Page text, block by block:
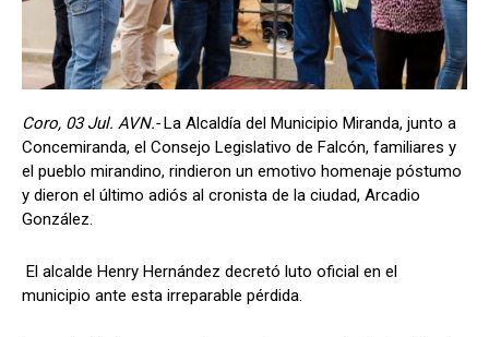
Coro, 03 Jul. AVN.-La Alcaldía del Municipio Miranda, junto a
Concemiranda, el Consejo Legislativo de Falcón, familiares y
el pueblo mirandino, rindieron un emotivo homenaje póstumo
y dieron el último adiós al cronista de la ciudad, Arcadio
González.
El alcalde Henry Hernández decretó luto oficial en el
municipio ante esta irreparable pérdida.